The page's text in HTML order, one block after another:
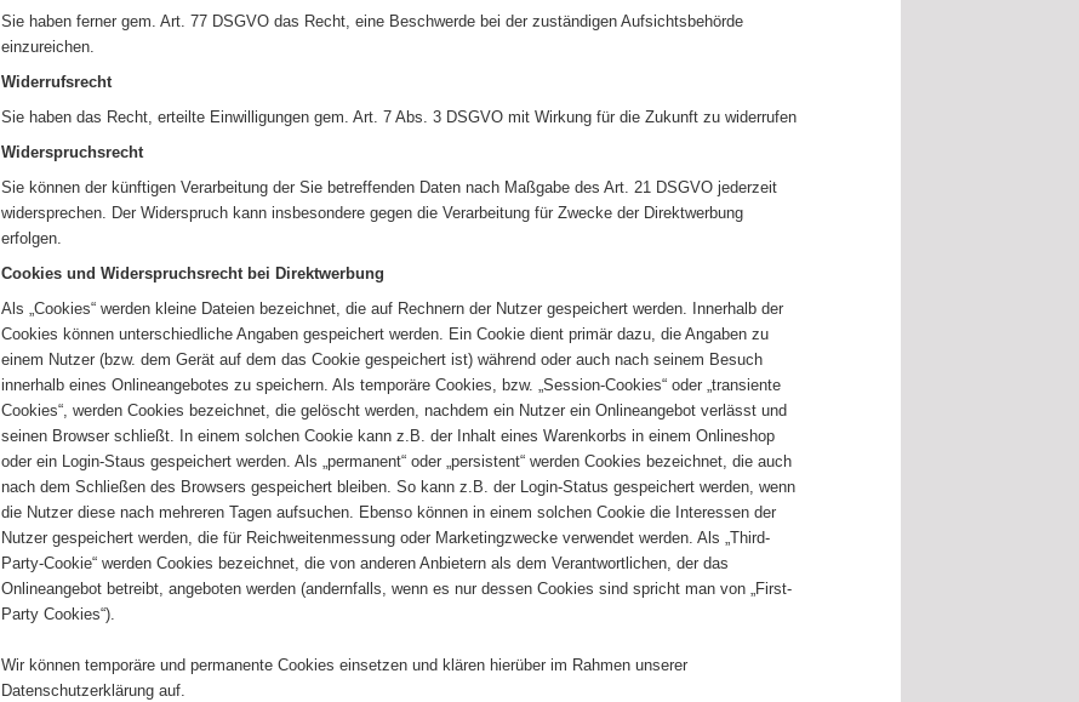
Sie haben ferner gem. Art. 77 DSGVO das Recht, eine Beschwerde bei der zuständigen Aufsichtsbehörde
einzureichen.
Widerrufsrecht
Sie haben das Recht, erteilte Einwilligungen gem. Art. 7 Abs. 3 DSGVO mit Wirkung für die Zukunft zu widerrufen
Widerspruchsrecht
Sie können der künftigen Verarbeitung der Sie betreffenden Daten nach Maßgabe des Art. 21 DSGVO jederzeit
widersprechen. Der Widerspruch kann insbesondere gegen die Verarbeitung für Zwecke der Direktwerbung
erfolgen.
Cookies und Widerspruchsrecht bei Direktwerbung
Als „Cookies“ werden kleine Dateien bezeichnet, die auf Rechnern der Nutzer gespeichert werden. Innerhalb der
Cookies können unterschiedliche Angaben gespeichert werden. Ein Cookie dient primär dazu, die Angaben zu
einem Nutzer (bzw. dem Gerät auf dem das Cookie gespeichert ist) während oder auch nach seinem Besuch
innerhalb eines Onlineangebotes zu speichern. Als temporäre Cookies, bzw. „Session-Cookies“ oder „transiente
Cookies“, werden Cookies bezeichnet, die gelöscht werden, nachdem ein Nutzer ein Onlineangebot verlässt und
seinen Browser schließt. In einem solchen Cookie kann z.B. der Inhalt eines Warenkorbs in einem Onlineshop
oder ein Login-Staus gespeichert werden. Als „permanent“ oder „persistent“ werden Cookies bezeichnet, die auch
nach dem Schließen des Browsers gespeichert bleiben. So kann z.B. der Login-Status gespeichert werden, wenn
die Nutzer diese nach mehreren Tagen aufsuchen. Ebenso können in einem solchen Cookie die Interessen der
Nutzer gespeichert werden, die für Reichweitenmessung oder Marketingzwecke verwendet werden. Als „Third-
Party-Cookie“ werden Cookies bezeichnet, die von anderen Anbietern als dem Verantwortlichen, der das
Onlineangebot betreibt, angeboten werden (andernfalls, wenn es nur dessen Cookies sind spricht man von „First-
Party Cookies“).
Wir können temporäre und permanente Cookies einsetzen und klären hierüber im Rahmen unserer
Datenschutzerklärung auf.